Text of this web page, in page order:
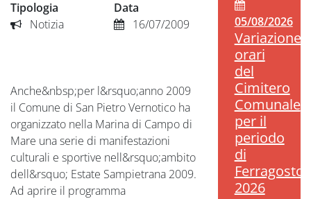
Tipologia
Notizia
Data
16/07/2009
Anche&nbsp;per l&rsquo;anno 2009
il Comune di San Pietro Vernotico ha
organizzato nella Marina di Campo di
Mare una serie di manifestazioni
culturali e sportive nell&rsquo;ambito
dell&rsquo; Estate Sampietrana 2009.
Ad aprire il programma
05/08/2026
Variazione
orari
del
Cimitero
Comunale
per il
periodo
di
Ferragosto
2026